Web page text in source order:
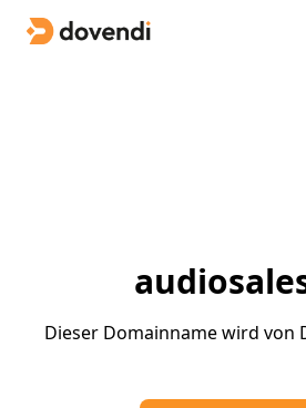
Dieser Domainname wird von